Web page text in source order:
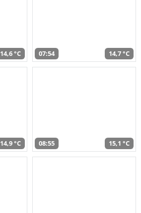
14,6 °C 07:54 14,7 °C
14,9 °C 08:55 15,1 °C